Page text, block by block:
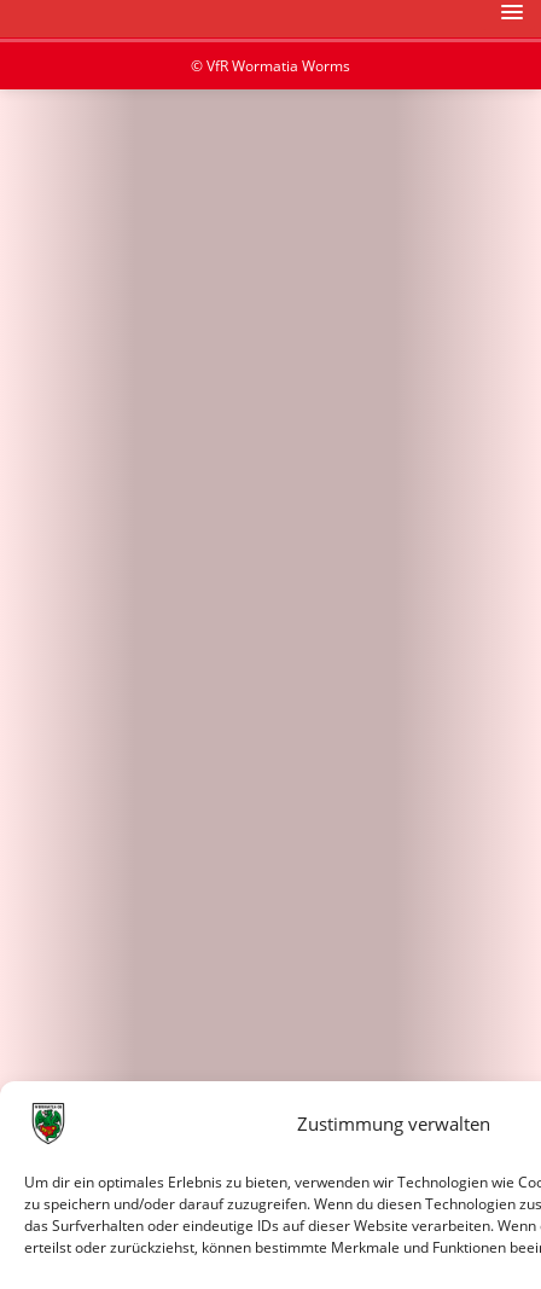
Zustimmung verwalten
Um dir ein optimales Erlebnis zu bieten, verwenden wir Technologien wie
zu speichern und/oder darauf zuzugreifen. Wenn du diesen Technologien
das Surfverhalten oder eindeutige IDs auf dieser Website verarbeiten.
erteilst oder zurückziehst, können bestimmte Merkmale und Funktionen
© VfR Wormatia Worms